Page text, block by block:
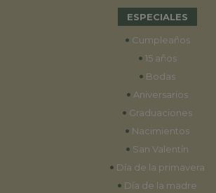
ESPECIALES
• Cumpleaños
• 15 años
• Bodas
• Aniversarios
• Graduaciones
• Nacimientos
• San Valentín
• Día de la primavera
• Día de la madre